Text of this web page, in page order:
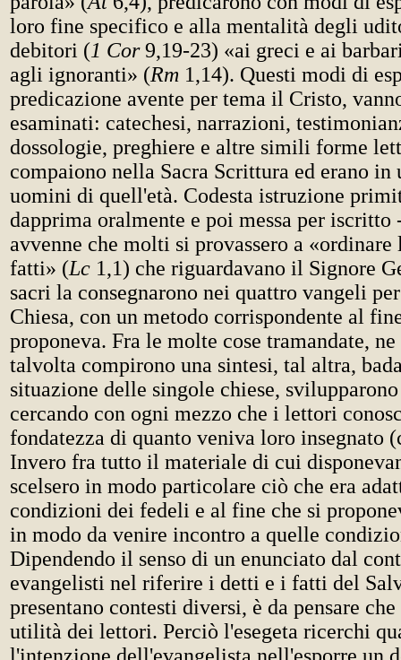
loro fine specifico e alla mentalità degli
debitori (1 Cor9,19-23) «ai greci e ai
agli ignoranti» (Rm 1,14). Questi modi di
predicazione avente per tema il Cristo,
esaminati: catechesi, narrazioni,
dossologie, preghiere e altre simili forme
compaiono nella Sacra Scrittura ed erano in
uomini di quell'età. Codesta istruzione
dapprima oralmente e poi messa per
avvenne che molti si provassero a
fatti» (Lc 1,1) che riguardavano il Signore
sacri la consegnarono nei quattro vangeli
Chiesa, con un metodo corrispondente al
proponeva. Fra le molte cose tramandate,
talvolta compirono una sintesi, tal altra,
situazione delle singole chiese,
cercando con ogni mezzo che i lettori
fondatezza di quanto veniva loro insegnato
Invero fra tutto il materiale di cui
scelsero in modo particolare ciò che era
condizioni dei fedeli e al fine che si
in modo da venire incontro a quelle
Dipendendo il senso di un enunciato dal
evangelisti nel riferire i detti e i fatti del
presentano contesti diversi, è da pensare
utilità dei lettori. Perciò l'esegeta ricerchi